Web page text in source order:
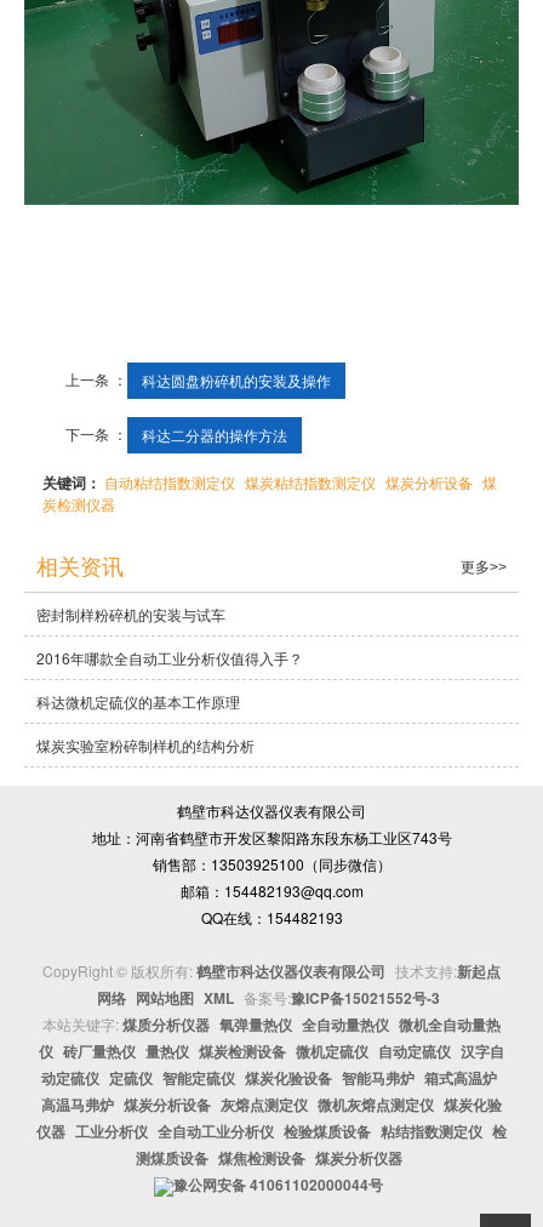
上一条 ： 科达圆盘粉碎机的安装及操作
下一条 ： 科达二分器的操作方法
关键词： 自动粘结指数测定仪 煤炭粘结指数测定仪 煤炭分析设备 煤
炭检测仪器
相关资讯 更多>>
密封制样粉碎机的安装与试车
2016年哪款全自动工业分析仪值得入手？
科达微机定硫仪的基本工作原理
煤炭实验室粉碎制样机的结构分析
鹤壁市科达仪器仪表有限公司
地址：河南省鹤壁市开发区黎阳路东段东杨工业区743号
销售部：13503925100（同步微信）
邮箱：154482193@qq.com
QQ在线：154482193
CopyRight © 版权所有: 鹤壁市科达仪器仪表有限公司 技术支持:新起点
网络 网站地图 XML 备案号:豫ICP备15021552号-3
本站关键字: 煤质分析仪器 氧弹量热仪 全自动量热仪 微机全自动量热
仪 砖厂量热仪 量热仪 煤炭检测设备 微机定硫仪 自动定硫仪 汉字自
动定硫仪 定硫仪 智能定硫仪 煤炭化验设备 智能马弗炉 箱式高温炉
高温马弗炉 煤炭分析设备 灰熔点测定仪 微机灰熔点测定仪 煤炭化验
仪器 工业分析仪 全自动工业分析仪 检验煤质设备 粘结指数测定仪 检
测煤质设备 煤焦检测设备 煤炭分析仪器
豫公网安备41061102000044号